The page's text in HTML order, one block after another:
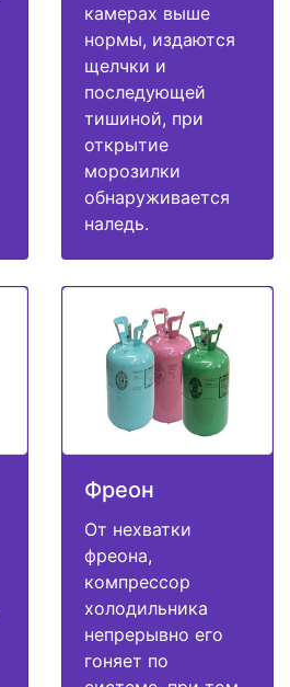
камерах выше
нормы, издаются
щелчки и
последующей
тишиной, при
открытие
морозилки
обнаруживается
наледь.
Фреон
От нехватки
фреона,
компрессор
холодильника
непрерывно его
гоняет по